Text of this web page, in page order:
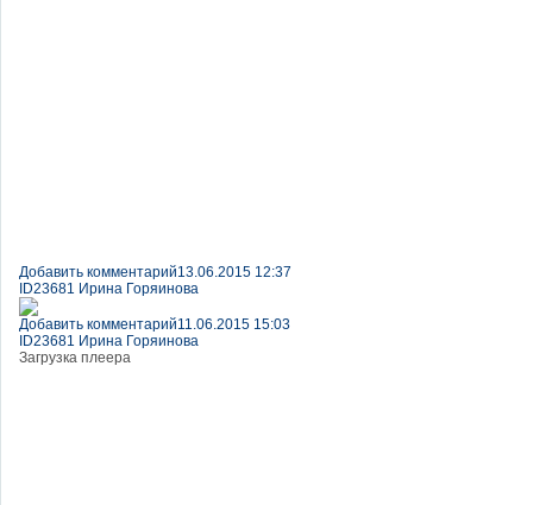
Добавить комментарий13.06.2015 12:37
ID23681 Ирина Горяинова
Добавить комментарий11.06.2015 15:03
ID23681 Ирина Горяинова
Загрузка плеера